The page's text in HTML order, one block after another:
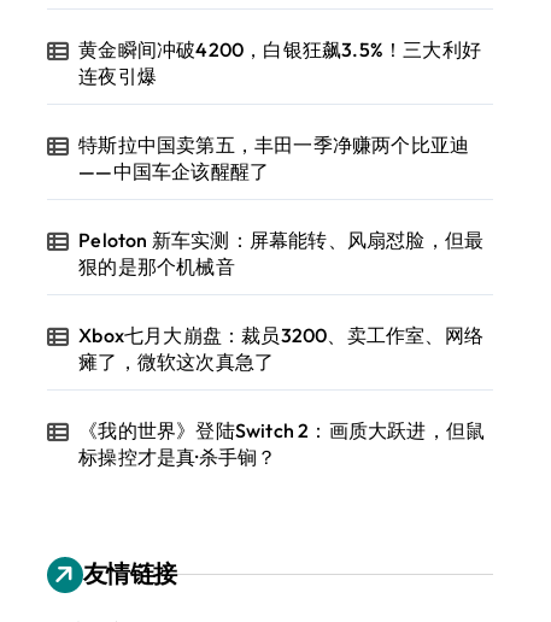
黄金瞬间冲破4200，白银狂飙3.5%！三大利好
连夜引爆
特斯拉中国卖第五，丰田一季净赚两个比亚迪
——中国车企该醒醒了
Peloton 新车实测：屏幕能转、风扇怼脸，但最
狠的是那个机械音
Xbox七月大崩盘：裁员3200、卖工作室、网络
瘫了，微软这次真急了
《我的世界》登陆Switch 2：画质大跃进，但鼠
标操控才是真·杀手锏？
友情链接